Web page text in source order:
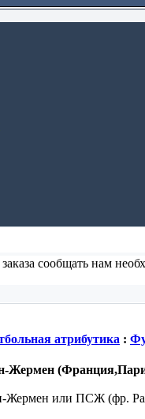
сообщать нам
атрибутика :
Жермен
Жермен или ПСЖ (фр.